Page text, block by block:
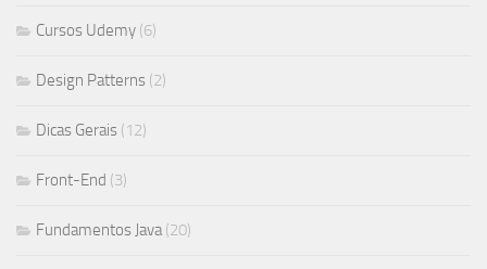
Cursos Udemy (6)
Design Patterns (2)
Dicas Gerais (12)
Front-End (3)
Fundamentos Java(20)